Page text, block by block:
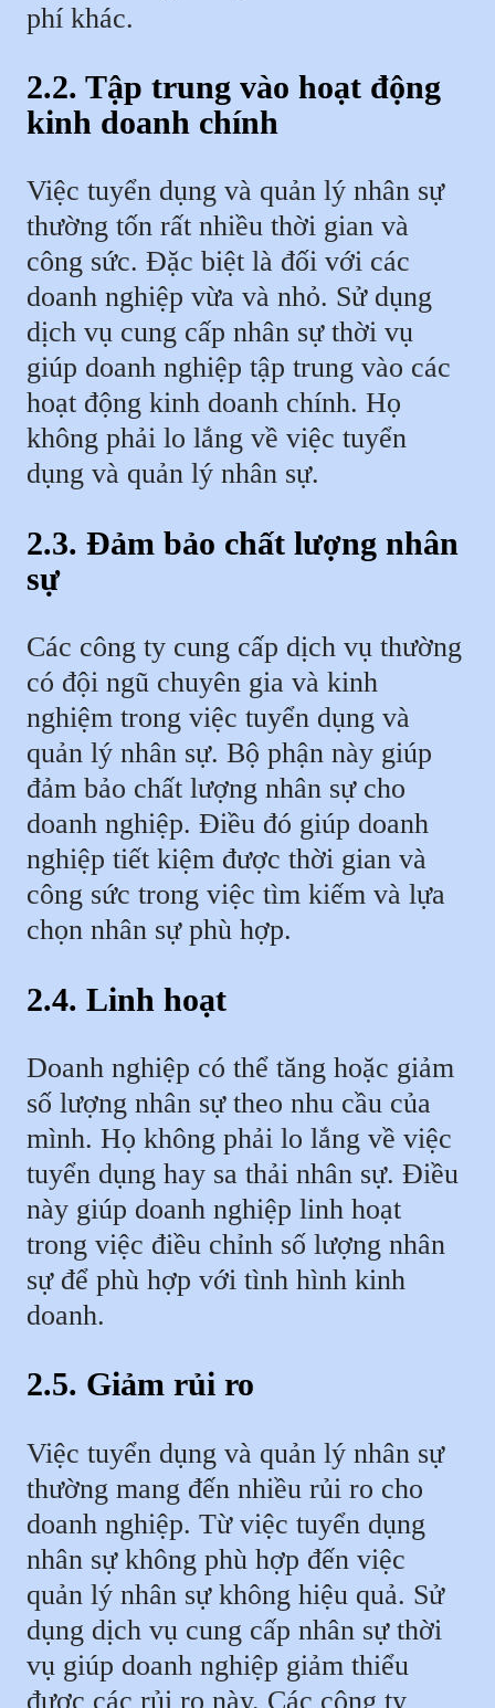
phí khác.
2.2. Tập trung vào hoạt động
kinh doanh chính
Việc tuyển dụng và quản lý nhân sự
thường tốn rất nhiều thời gian và
công sức. Đặc biệt là đối với các
doanh nghiệp vừa và nhỏ. Sử dụng
dịch vụ cung cấp nhân sự thời vụ
giúp doanh nghiệp tập trung vào các
hoạt động kinh doanh chính. Họ
không phải lo lắng về việc tuyển
dụng và quản lý nhân sự.
2.3. Đảm bảo chất lượng nhân
sự
Các công ty cung cấp dịch vụ thường
có đội ngũ chuyên gia và kinh
nghiệm trong việc tuyển dụng và
quản lý nhân sự. Bộ phận này giúp
đảm bảo chất lượng nhân sự cho
doanh nghiệp. Điều đó giúp doanh
nghiệp tiết kiệm được thời gian và
công sức trong việc tìm kiếm và lựa
chọn nhân sự phù hợp.
2.4. Linh hoạt
Doanh nghiệp có thể tăng hoặc giảm
số lượng nhân sự theo nhu cầu của
mình. Họ không phải lo lắng về việc
tuyển dụng hay sa thải nhân sự. Điều
này giúp doanh nghiệp linh hoạt
trong việc điều chỉnh số lượng nhân
sự để phù hợp với tình hình kinh
doanh.
2.5. Giảm rủi ro
Việc tuyển dụng và quản lý nhân sự
thường mang đến nhiều rủi ro cho
doanh nghiệp. Từ việc tuyển dụng
nhân sự không phù hợp đến việc
quản lý nhân sự không hiệu quả. Sử
dụng dịch vụ cung cấp nhân sự thời
vụ giúp doanh nghiệp giảm thiểu
được các rủi ro này. Các công ty